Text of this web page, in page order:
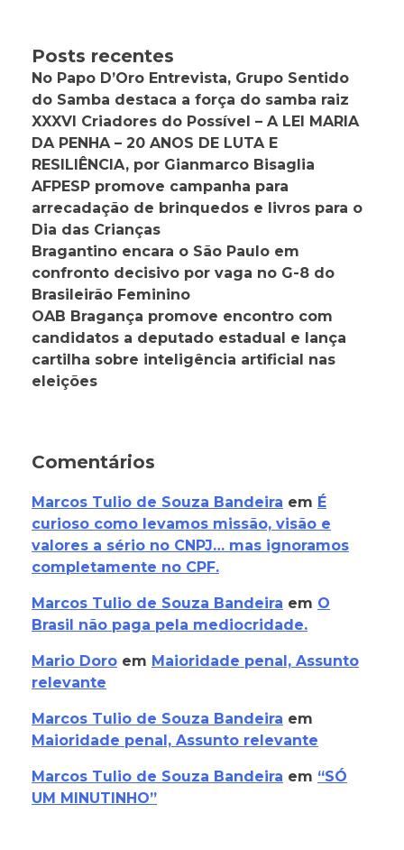
Posts recentes
No Papo D’Oro Entrevista, Grupo Sentido
do Samba destaca a força do samba raiz
XXXVI Criadores do Possível – A LEI MARIA
DA PENHA – 20 ANOS DE LUTA E
RESILIÊNCIA, por Gianmarco Bisaglia
AFPESP promove campanha para
arrecadação de brinquedos e livros para o
Dia das Crianças
Bragantino encara o São Paulo em
confronto decisivo por vaga no G-8 do
Brasileirão Feminino
OAB Bragança promove encontro com
candidatos a deputado estadual e lança
cartilha sobre inteligência artificial nas
eleições
Comentários
Marcos Tulio de Souza Bandeira em É
curioso como levamos missão, visão e
valores a sério no CNPJ… mas ignoramos
completamente no CPF.
Marcos Tulio de Souza Bandeira em O
Brasil não paga pela mediocridade.
Mario Doro em Maioridade penal, Assunto
relevante
Marcos Tulio de Souza Bandeira em
Maioridade penal, Assunto relevante
Marcos Tulio de Souza Bandeira em “SÓ
UM MINUTINHO”